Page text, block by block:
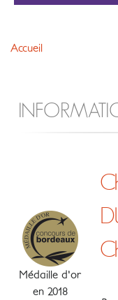
Accueil
Médaille d'or
en 2018